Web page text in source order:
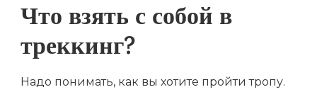
Что взять с собой в
треккинг?
Надо понимать, как вы хотите пройти тропу.